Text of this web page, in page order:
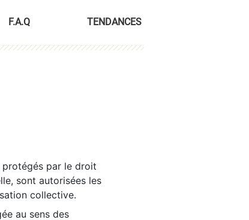
F.A.Q TENDANCES
protégés par le droit
sont autorisées les
collective.
au sens des